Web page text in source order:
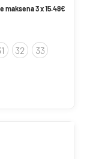
maksena 3 x15.48€
32
33